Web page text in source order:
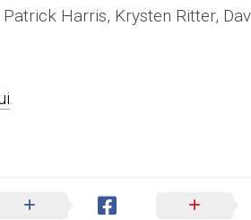
Harris, Krysten Ritter,
.